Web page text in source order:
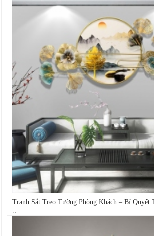
Tranh Sắt Treo Tường Phòng Khách – Bí Quyết
Sang...